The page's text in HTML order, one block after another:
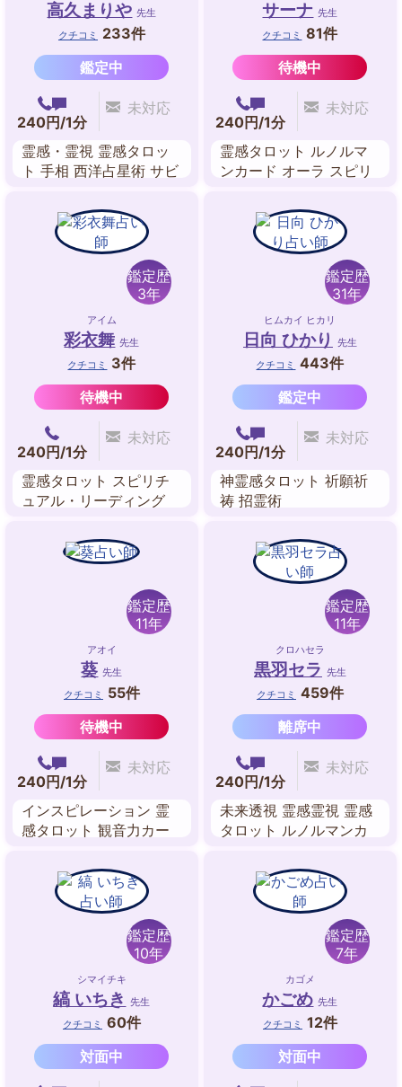
高久まりや 先生
クチコミ
233件
鑑定中
240円/1分
未対応
霊感・霊視 霊感タロッ
ト 手相 西洋占星術 サビ
ピリチュアル・リーディ
ング チャネリング 故人
サーナ 先生
クチコミ
81件
待機中
240円/1分
未対応
霊感タロット ルノルマ
ンカード オーラ スピリ
ャネリング
鑑定歴
3年
アイム
彩衣舞 先生
クチコミ
3件
待機中
240円/1分
未対応
霊感タロット スピリチ
ュアル・リーディング
鑑定歴
31年
ヒムカイ ヒカリ
日向 ひかり 先生
クチコミ
443件
鑑定中
240円/1分
未対応
神霊感タロット 祈願祈
祷 招霊術
鑑定歴
11年
アオイ
葵 先生
クチコミ
55件
待機中
240円/1分
未対応
インスピレーション 霊
感タロット 観音力カー
インナーチャイルド
鑑定歴
11年
クロハセラ
黒羽セラ 先生
クチコミ 459件
離席中
240円/1分
未対応
未来透視 霊感霊視 霊感
タロット ルノルマンカ
鑑定歴
10年
シマイチキ
縞 いちき 先生
クチコミ 60件
対面中
鑑定歴
7年
カゴメ
かごめ 先生
クチコミ 12件
対面中